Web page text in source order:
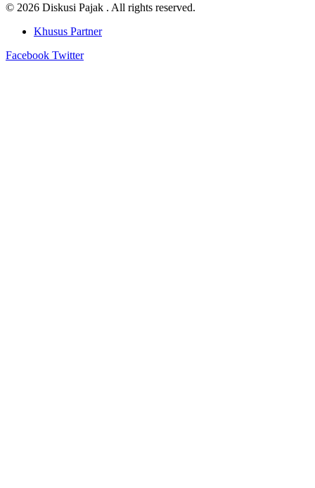
© 2026 Diskusi Pajak . All rights reserved.
Khusus Partner
Facebook Twitter